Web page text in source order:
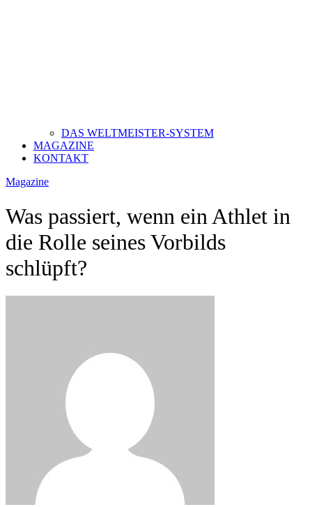
DAS WELTMEISTER-SYSTEM
MAGAZINE
KONTAKT
Magazine
Was passiert, wenn ein Athlet in
die Rolle seines Vorbilds
schlüpft?